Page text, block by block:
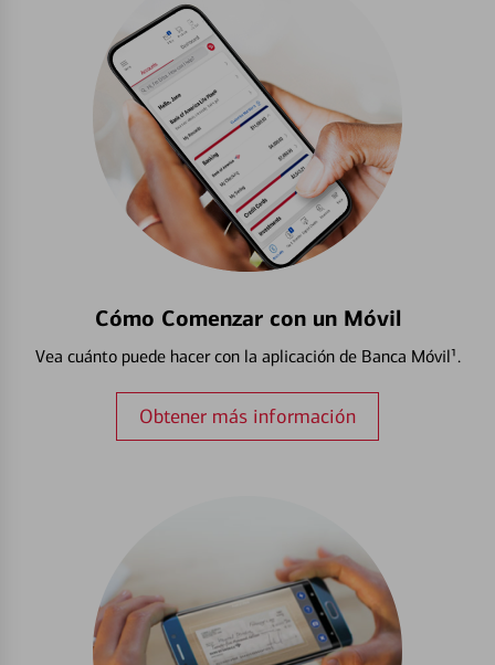
Cómo Comenzar con un Móvil
Vea cuánto puede hacer con la aplicación de Banca Móvil¹.
Obtener más información